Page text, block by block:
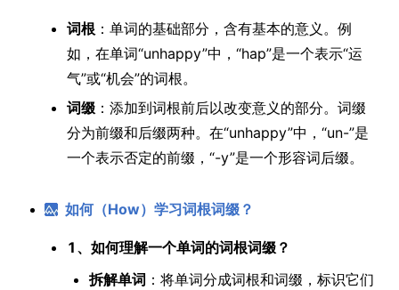
词根 ：单词的基础部分，含有基本的意义。例
如，在单词“unhappy”中，“hap”是一个表示“运
气”或“机会”的词根。
词缀 ：添加到词根前后以改变意义的部分。词缀
分为前缀和后缀两种。在“unhappy”中，“un-”是
一个表示否定的前缀，“-y”是一个形容词后缀。
如何（How）学习词根词缀？
1、如何理解一个单词的词根词缀？
拆解单词 ：将单词分成词根和词缀，标识它们